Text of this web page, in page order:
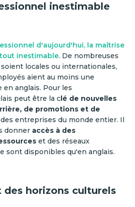
inestimable
d'aujourd'hui, la maîtrise
inestimable. De nombreuses
locales ou internationales,
aient au moins une
anglais. Pour les
peut être la c lé de nouvelles
de promotions et de
entreprises du monde entier. Il
donner accès à des
et des réseaux
sont disponibles qu'en anglais.
des horizons culturels